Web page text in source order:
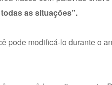
as situações”.
pode modificá-lo durante o